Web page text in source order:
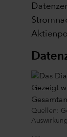
Quellen: